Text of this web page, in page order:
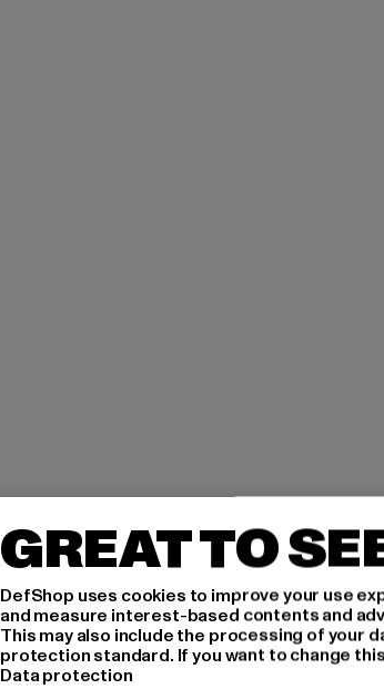
GREAT TO
DefShop uses cookies to improve your use
and measure interest-based contents and
This may also include the processing of your
protection standard. If you want to change
Data protection